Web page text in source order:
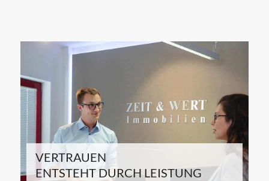
VERTRAUEN
ENTSTEHT DURCH LEISTUNG